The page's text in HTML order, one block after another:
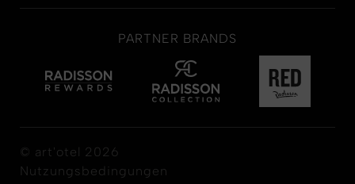
PARTNER BRANDS
© art'otel 2026
Nutzungsbedingungen